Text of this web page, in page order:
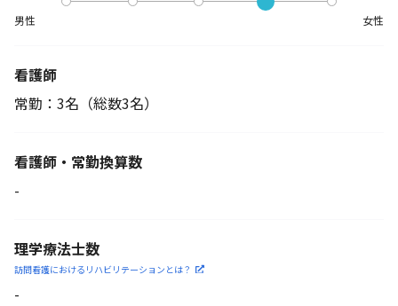
男性 女性
看護師
常勤：3名 （総数3名）
看護師・常勤換算数
-
理学療法士数
訪問看護におけるリハビリ テーションとは？
-